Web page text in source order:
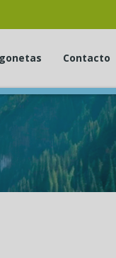
Contacto